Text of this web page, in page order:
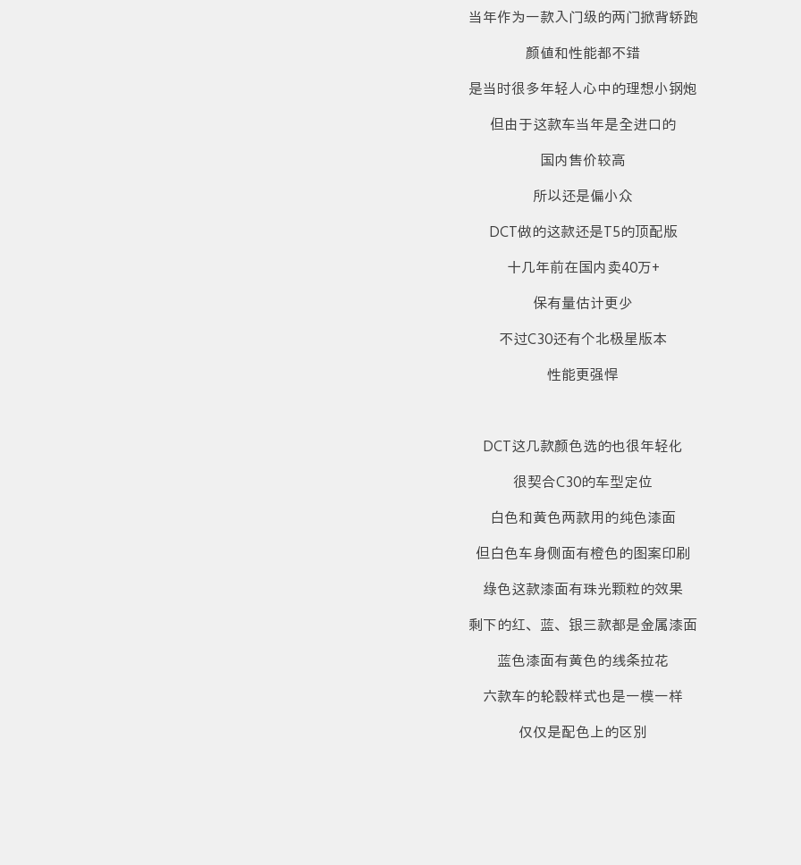
当年作为一款入门级的两门掀背轿跑
颜值和性能都不错
是当时很多年轻人心中的理想小钢炮
但由于这款车当年是全进口的
国内售价较高
所以还是偏小众
DCT做的这款还是T5的顶配版
十几年前在国内卖40万+
保有量估计更少
不过C30还有个北极星版本
性能更强悍
DCT这几款颜色选的也很年轻化
很契合C30的车型定位
白色和黄色两款用的纯色漆面
但白色车身侧面有橙色的图案印刷
绿色这款漆面有珠光颗粒的效果
剩下的红、蓝、银三款都是金属漆面
蓝色漆面有黄色的线条拉花
六款车的轮毂样式也是一模一样
仅仅是配色上的区别